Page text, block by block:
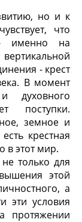
но и к
что
- именно на
- крест
В момент
духовного
поступки.
земное и
крестная
в этот мир.
только для
этой
а
эти условия
протяжении